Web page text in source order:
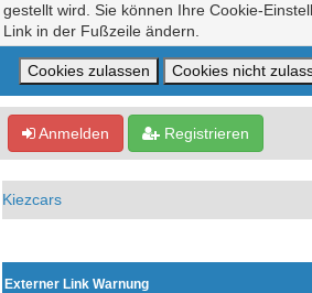
gestellt wird. Sie können Ihre Cookie-
Link in der Fußzeile ändern.
Anmelden Registrieren
Kiezcars
Externer Link Warnung